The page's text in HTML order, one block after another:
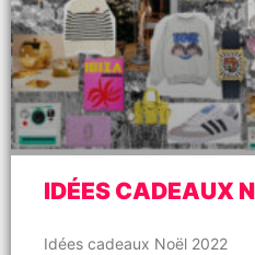
IDÉES CADEAUX
Idées cadeaux Noël 2022